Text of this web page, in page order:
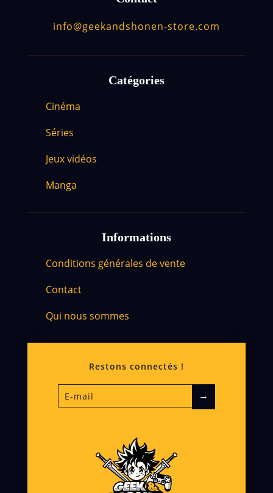
info@geekandshonen-store.com
Catégories
Cinéma
Séries
Jeux vidéos
Manga
Informations
Conditions générales de vente
Contact
Qui nous sommes
Restons connectés !
→